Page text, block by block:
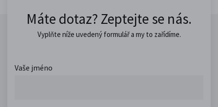
Máte dotaz? Zeptejte se nás.
Vyplňte níže uvedený formulář a my to zařídíme.
Vaše jméno